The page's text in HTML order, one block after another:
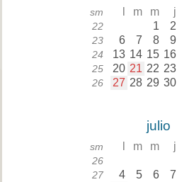
sm m m j
22 1 2
23 6 7 8 9
24 13 14 15 16
25 20 21 22 23
26 27 28 29 30
julio
sm m m j
26
27 4 5 6 7